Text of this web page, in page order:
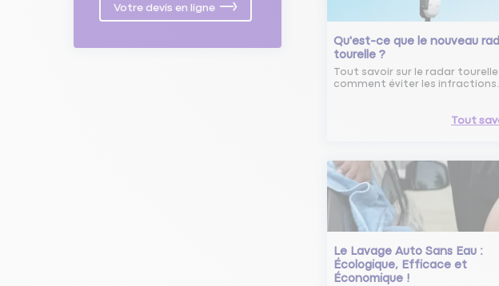
Votre devis en ligne
Qu'est-ce que le nouveau
tourelle ?
Tout savoir sur le radar
comment éviter les infractions.
Tout
Le Lavage Auto Sans Eau :
Écologique, Efficace et
Économique !